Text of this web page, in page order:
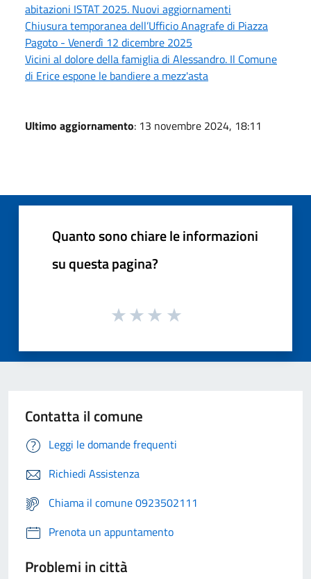
abitazioni ISTAT 2025. Nuovi aggiornamenti
Chiusura temporanea dell’Ufficio Anagrafe di Piazza
Pagoto - Venerdì 12 dicembre 2025
Vicini al dolore della famiglia di Alessandro. Il Comune
di Erice espone le bandiere a mezz'asta
Ultimo aggiornamento: 13 novembre 2024, 18:11
Quanto sono chiare le informazioni
su questa pagina?
Contatta il comune
Leggi le domande frequenti
Richiedi Assistenza
Chiama il comune 0923502111
Prenota un appuntamento
Problemi in città